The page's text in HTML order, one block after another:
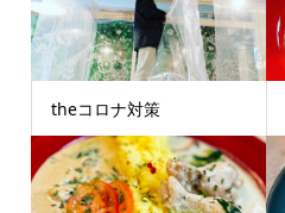
theコロナ対策